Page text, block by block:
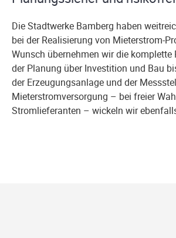
Die Stadtwerke Bamberg haben
bei der Realisierung von Mieterstrom-
Wunsch übernehmen wir die komplette
der Planung über Investition und Bau
der Erzeugungsanlage und der
Mieterstromversorgung – bei freier
Stromlieferanten – wickeln wir